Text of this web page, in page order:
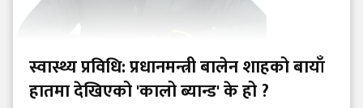
स्वास्थ्य प्रविधि: प्रधानमन्त्री बालेन शाहको बायाँ
हातमा देखिएको 'कालो ब्यान्ड' के हो ?